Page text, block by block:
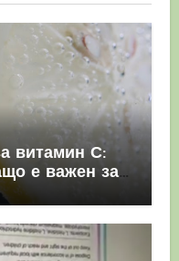
витамин С:
е важен за